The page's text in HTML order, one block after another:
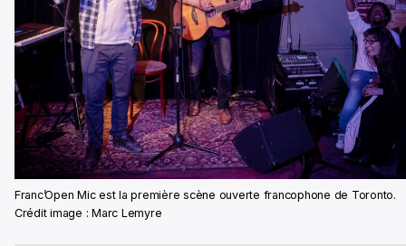
Franc’Open Mic est la première scène ouverte francophone de Toronto.
Crédit image : Marc Lemyre